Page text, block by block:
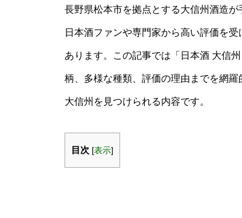
長野県松本市を拠点とする大信州酒造
日本酒ファンや専門家から高い評価を
あります。この記事では「日本酒 大信
柄、多様な種類、評価の理由までを網
大信州を見つけられる内容です。
目次 [表示]